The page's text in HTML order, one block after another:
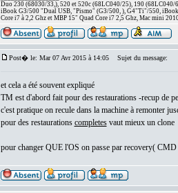
Duo 230 (68030/33,), 520 et 520c (68LC040/25), 190 (68LC040/
iBook G3/500 "Dual USB, "Pismo" (G3/500, ), G4"Ti"/550,
Core i7 à 2,2 Ghz et MBP 15" Quad Core i7 2,5 Ghz, Mac mini
Post� le: Mar 07 Avr 2015 à 14:05 Sujet du message:
et cela a été souvent expliqué
TM est d'abord fait pour des restaurations -recup de
c'est pratique on recule dans la machine à remonter
pour des restaurations completesvaut mieux un clone
pour changer QUE l'OS on passe par recovery(